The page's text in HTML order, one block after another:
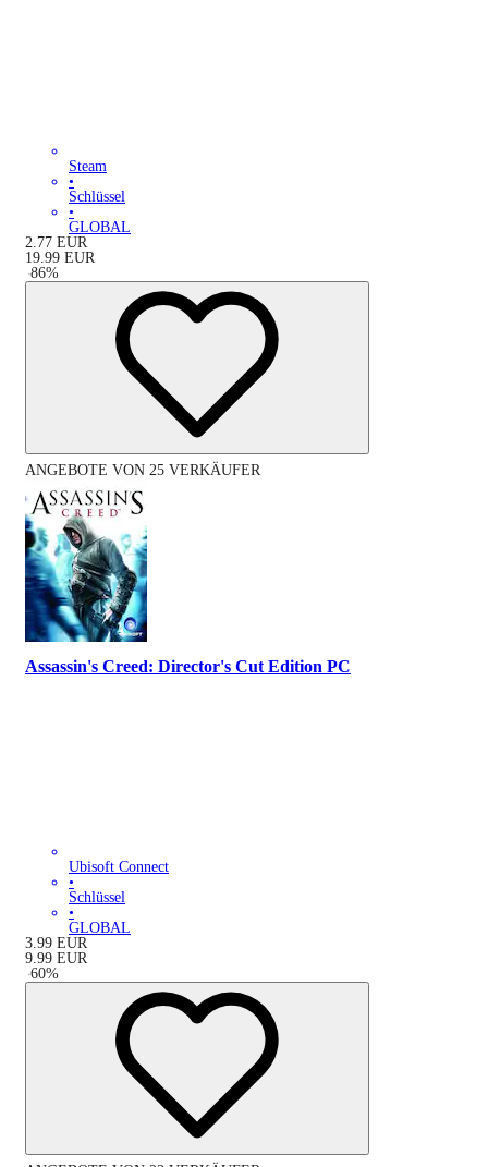
Steam
•
Schlüssel
•
GLOBAL
2.77 EUR
19.99 EUR
-86%
ANGEBOTE VON 25 VERKÄUFER
Assassin's Creed: Director's Cut Edition PC
Ubisoft Connect
•
Schlüssel
•
GLOBAL
3.99 EUR
9.99 EUR
-60%